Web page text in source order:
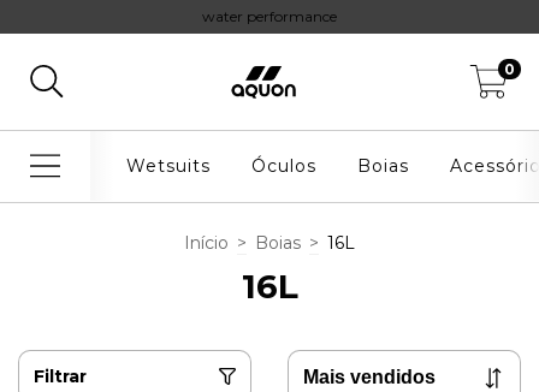
water performance
0
Wetsuits Óculos Boias
Início > Boias > 16L
16L
Filtrar